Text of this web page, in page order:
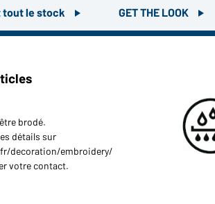
tout le stock GET THE LOOK
brodé.
détails sur
decoration/embroidery/
votre contact.